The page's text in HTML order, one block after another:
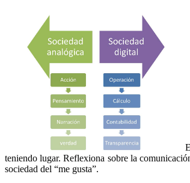
teniendo lugar. Reflexiona sobre la
sociedad del “me gusta”.